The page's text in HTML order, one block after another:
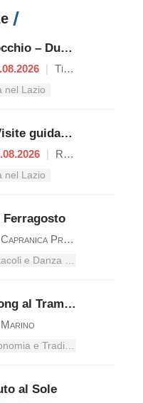
Eterno Pinocchio – Duecento anni di Collodi
| Tivoli
nel Lazio
Roma c'è! Visite guidate (anche per bambini) dal 5 al 13 agosto 2026
| Roma
nel Lazio
Capranica Prenestina
Musica, Spettacoli e Danza nel Lazio
Bagno di Gong al Tramonto | Cena Veg
Marino
Sagre, Gastronomia e Tradizioni nel Lazio
al Sole